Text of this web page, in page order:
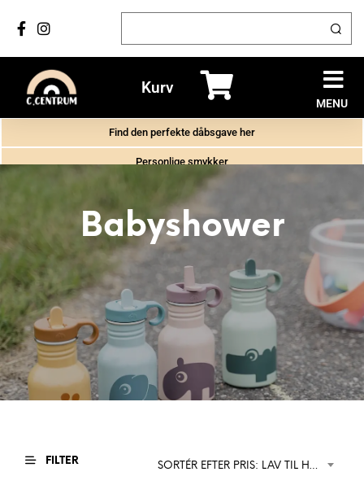
Kurv
MENU
Find den perfekte dåbsgave her
Personlige smykker
Babyshower
FILTER